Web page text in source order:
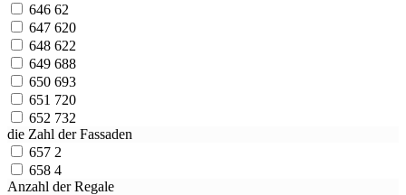
646 62
647 620
648 622
649 688
650 693
651 720
652 732
die Zahl der Fassaden
657 2
658 4
Anzahl der Regale